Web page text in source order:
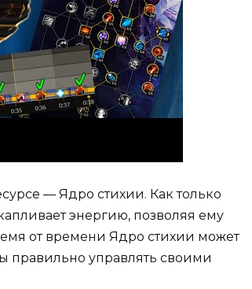
— Ядро стихии. Как только
энергию, позволяя ему
от времени Ядро стихии может
правильно управлять своими